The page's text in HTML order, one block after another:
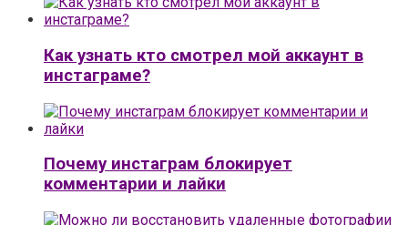
Как узнать кто смотрел мой аккаунт в
инстаграме?
Почему инстаграм блокирует
комментарии и лайки